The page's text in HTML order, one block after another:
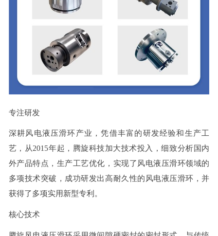
专注研发
深耕风电液压滑环产业，凭借丰富的研发经验和生产工
艺，从2015年起，腾旋科技加大技术投入，细致分析国内
外产品特点，生产工艺优化，实现了风电液压滑环领域的
多项技术突破，成功研发出高耐久性的风电液压滑环，并
获得了多项实用新型专利。
核心技术